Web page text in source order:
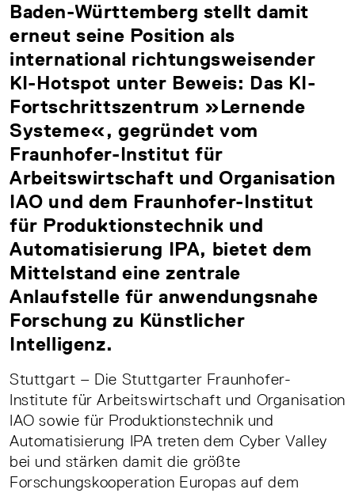
Baden-Württemberg stellt damit
erneut seine Position als
international richtungsweisender
KI-Hotspot unter Beweis: Das KI-
Fortschrittszentrum »Lernende
Systeme«, gegründet vom
Fraunhofer-Institut für
Arbeitswirtschaft und Organisation
IAO und dem Fraunhofer-Institut
für Produktionstechnik und
Automatisierung IPA, bietet dem
Mittelstand eine zentrale
Anlaufstelle für anwendungsnahe
Forschung zu Künstlicher
Intelligenz.
Stuttgart – Die Stuttgarter Fraunhofer-
Institute für Arbeitswirtschaft und Organisation
IAO sowie für Produktionstechnik und
Automatisierung IPA treten dem Cyber Valley
bei und stärken damit die größte
Forschungskooperation Europas auf dem